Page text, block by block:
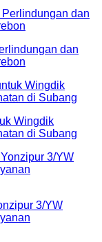
dan
Wingdik
di Subang
3/YW